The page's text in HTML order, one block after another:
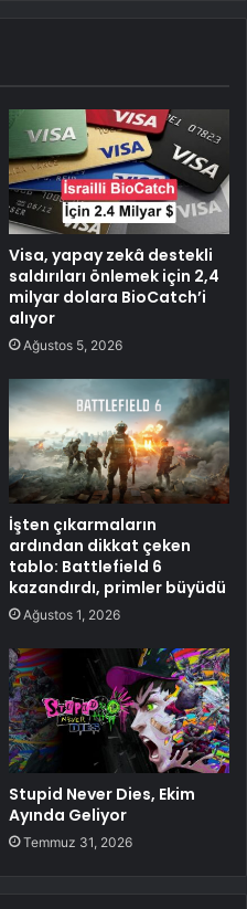
Visa, yapay zekâ destekli
saldırıları önlemek için 2,4
milyar dolara BioCatch’i
alıyor
Ağustos 5, 2026
İşten çıkarmaların
ardından dikkat çeken
tablo: Battlefield 6
kazandırdı, primler büyüdü
Ağustos 1, 2026
Stupid Never Dies, Ekim
Ayında Geliyor
Temmuz 31, 2026